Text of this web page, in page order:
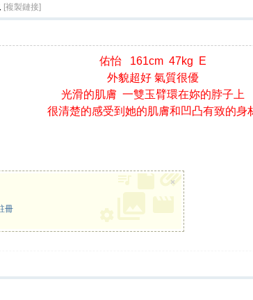
[複製鏈接]
佑怡 161cm 47kg E
外貌超好 氣質很優
光滑的肌膚 一雙玉臂環在妳的脖子上
很清楚的感受到她的肌膚和凹凸有致的身
冊
×